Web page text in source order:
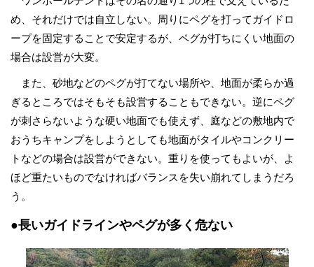
め、それだけでは自立しない。周りにペグを打ってガイドロ
ープを固定することで安定するが、ペグが打ちにくい地面の
場合は設営が大変。
また、砂地などのペグが打てない場所や、地面が柔らか過
ぎるところではそもそも設営することもできない。逆にペグ
が刺さらないような硬い地面でも使えず、庭などの敷地内で
おうちキャンプをしようとしても地面がタイルやコンクリー
トなどの場合は設営ができない。重りを使ってもよいが、よ
ほど重たいものでなければバランスを失い崩れてしまうだろ
う。
●長いガイドラインやペグが多く危ない